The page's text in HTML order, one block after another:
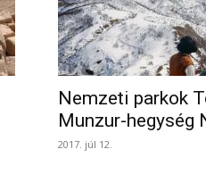
Nemzeti parkok
Munzur-hegység
2017. júl 12.